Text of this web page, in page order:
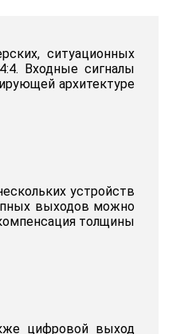
ситуационных
Входные сигналы
архитектуре
устройств
выходов можно
толщины
цифровой выход